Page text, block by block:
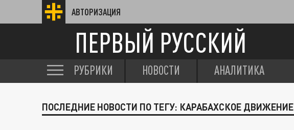
АВТОРИЗАЦИЯ
ПЕРВЫЙ РУССКИЙ
РУБРИКИ НОВОСТИ АНАЛИТИКА
ПОСЛЕДНИЕ НОВОСТИ ПО ТЕГУ: КАРАБАХСКОЕ ДВИЖЕНИЕ